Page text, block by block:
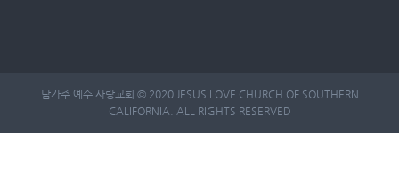
남가주 예수 사랑교회 © 2020 JESUS LOVE CHURCH OF SOUTHERN
CALIFORNIA. ALL RIGHTS RESERVED